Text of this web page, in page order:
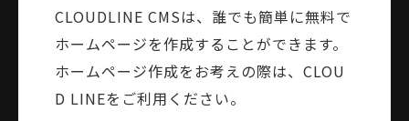
CLOUDLINE CMSは、誰でも簡単に無料で
ホームページを作成することができます。
ホームページ作成をお考えの際は、CLOU
D LINEをご利用ください。